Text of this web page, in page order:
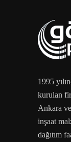
1995
kurulan
Ankara
inşaat
dağıtım